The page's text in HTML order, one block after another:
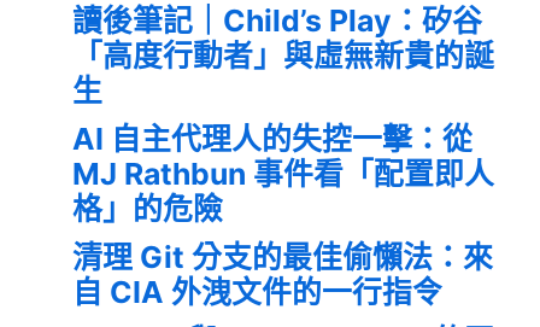
讀後筆記｜Child’s Play：矽谷
「高度行動者」與虛無新貴的誕
生
AI 自主代理人的失控一擊：從
MJ Rathbun 事件看「配置即人
格」的危險
清理 Git 分支的最佳偷懶法：來
自 CIA 外洩文件的一行指令